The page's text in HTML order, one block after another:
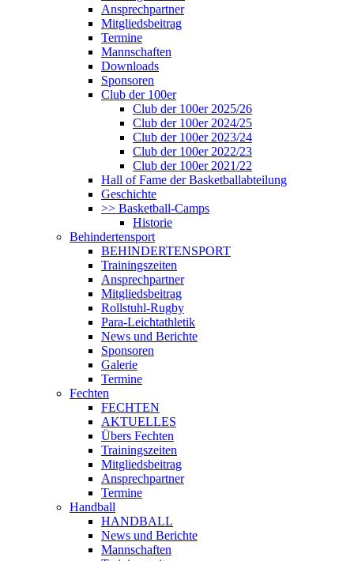
Ansprechpartner
Mitgliedsbeitrag
Termine
Mannschaften
Downloads
Sponsoren
Club der 100er
Club der 100er 2025/26
Club der 100er 2024/25
Club der 100er 2023/24
Club der 100er 2022/23
Club der 100er 2021/22
Hall of Fame der Basketballabteilung
Geschichte
>> Basketball-Camps
Historie
Behindertensport
BEHINDERTENSPORT
Trainingszeiten
Ansprechpartner
Mitgliedsbeitrag
Rollstuhl-Rugby
Para-Leichtathletik
News und Berichte
Sponsoren
Galerie
Termine
Fechten
FECHTEN
AKTUELLES
Übers Fechten
Trainingszeiten
Mitgliedsbeitrag
Ansprechpartner
Termine
Handball
HANDBALL
News und Berichte
Mannschaften